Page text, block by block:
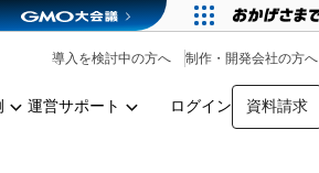
運営サポート ログイン 資料請求
導入を検討中の方へ 制作・開発会社の方へ
アプリストア